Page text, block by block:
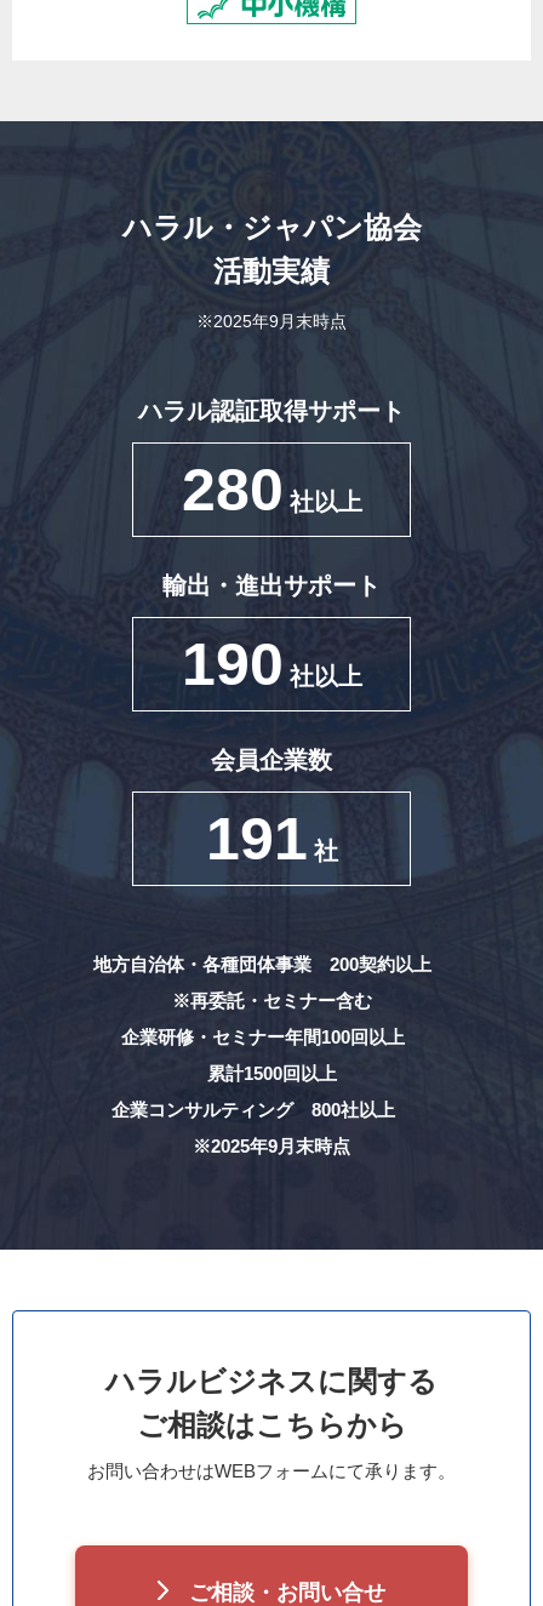
ハラル・ジャパン協会
活動実績
※2025年9月末時点
ハラル認証取得サポート
280 社以上
輸出・進出サポート
190 社以上
会員企業数
191 社
地方自治体・各種団体事業 200契約以上
※再委託・セミナー含む
企業研修・セミナー年間100回以上
累計1500回以上
企業コンサルティング 800社以上
※2025年9月末時点
ハラルビジネスに関する
ご相談はこちらから
お問い合わせはWEBフォームにて承ります。
ご相談・お問い合せ